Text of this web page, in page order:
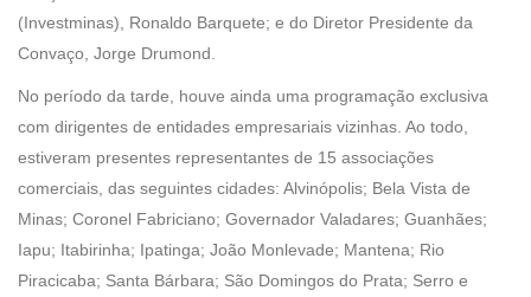
(Investminas), Ronaldo Barquete; e do Diretor Presidente da
Convaço, Jorge Drumond.
No período da tarde, houve ainda uma programação exclusiva
com dirigentes de entidades empresariais vizinhas. Ao todo,
estiveram presentes representantes de 15 associações
comerciais, das seguintes cidades: Alvinópolis; Bela Vista de
Minas; Coronel Fabriciano; Governador Valadares; Guanhães;
Iapu; Itabirinha; Ipatinga; João Monlevade; Mantena; Rio
Piracicaba; Santa Bárbara; São Domingos do Prata; Serro e